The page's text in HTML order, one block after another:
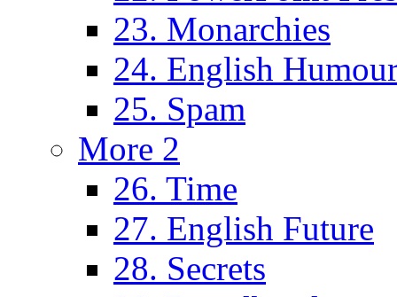
23. Monarchies
24. English
25. Spam
More 2
26. Time
27. English Future
28. Secrets